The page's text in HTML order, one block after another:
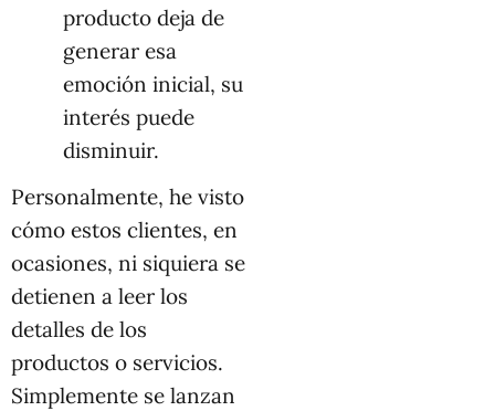
producto deja de
generar esa
emoción inicial, su
interés puede
disminuir.
Personalmente, he visto
cómo estos clientes, en
ocasiones, ni siquiera se
detienen a leer los
detalles de los
productos o servicios.
Simplemente se lanzan